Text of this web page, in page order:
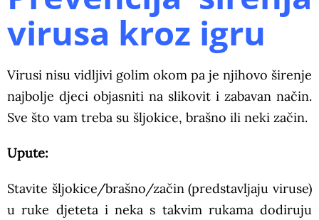
virusa kroz igru
Virusi nisu vidljivi golim okom pa je njihovo širenje
najbolje djeci objasniti na slikovit i zabavan način.
Sve što vam treba su šljokice, brašno ili neki začin.
Upute:
Stavite šljokice/brašno/začin (predstavljaju viruse)
u ruke djeteta i neka s takvim rukama dodiruju